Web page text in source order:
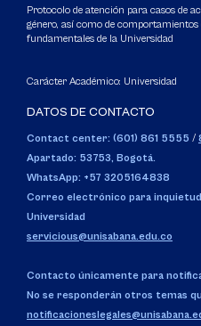
Protocolo de atención para casos de
género, así como de
fundamentales de la Universidad
Carácter Académico: Universidad
DATOS DE CONTACTO
Contact center: (601) 861 5555 /
Apartado: 53753, Bogotá.
WhatsApp: +57 3205164838
Correo electrónico para
Universidad
servicious@unisabana.edu.co
Contacto únicamente para
No se responderán otros temas